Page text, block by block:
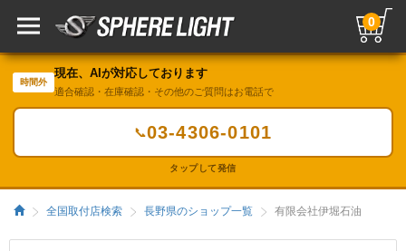
0
時間外
現在、AIが対応しております
適合確認・在庫確認・その他のご質問はお電話で
📞03-4306-0101
タップして発信
全国取付店検索 長野県のショップ一覧 有限会社伊堀石油